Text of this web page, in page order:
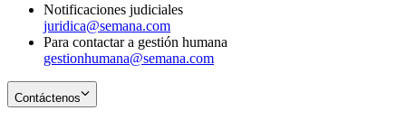
Notificaciones judiciales
juridica@semana.com
Para contactar a gestión humana
gestionhumana@semana.com
Contáctenos